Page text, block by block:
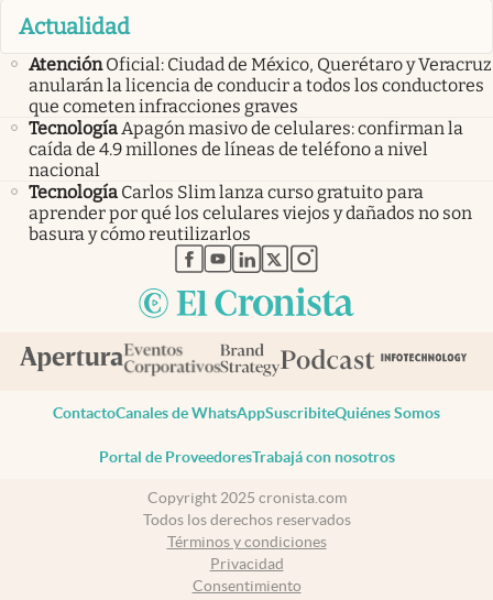
Actualidad
Atención Oficial: Ciudad de México, Querétaro y Veracruz
anularán la licencia de conducir a todos los conductores
que cometen infracciones graves
TecnologíaApagón masivo de celulares: confirman la
caída de 4.9 millones de líneas de teléfono a nivel
nacional
Tecnología Carlos Slim lanza curso gratuito para
aprender por qué los celulares viejos y dañados no son
basura y cómo reutilizarlos
abre en nueva pestaña
abre en nueva pestaña
abre en nueva pestaña
abre en nueva pestaña
abre en nueva pestaña
ContactoCanales de WhatsAppSuscribiteQuiénes Somos
Portal de ProveedoresTrabajá con nosotros
Copyright 2025 cronista.com
Todos los derechos reservados
Términos y condiciones
Privacidad
Consentimiento